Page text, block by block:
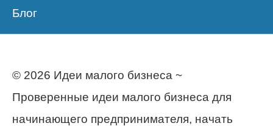
Блог
© 2026 Идеи малого бизнеса ~
Проверенные идеи малого бизнеса для
начинающего предпринимателя, начать